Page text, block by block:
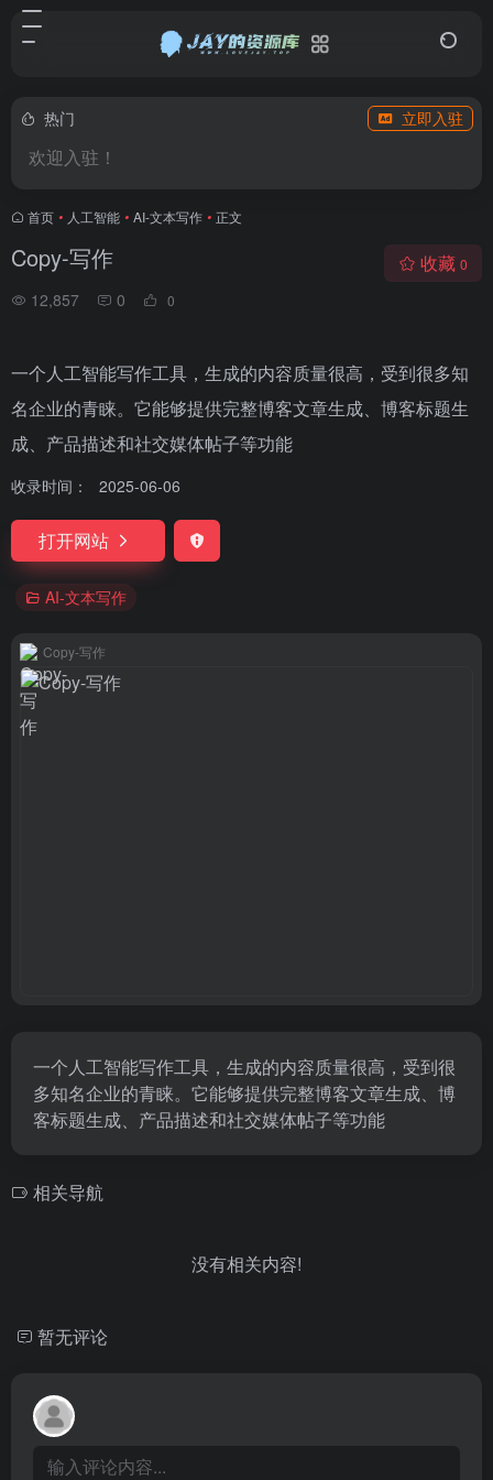
热门 立即入驻
欢迎入驻！
首页 • 人工智能 • AI-文本写作 • 正文
Copy-写作
12,857 0 0
收藏 0
一个人工智能写作工具，生成的内容质量很高，受到很多知
名企业的青睐。它能够提供完整博客文章生成、博客标题生
成、产品描述和社交媒体帖子等功能
收录时间： 2025-06-06
打开网站
AI-文本写作
Copy-写作
一个人工智能写作工具，生成的内容质量很高，受到很
多知名企业的青睐。它能够提供完整博客文章生成、博
客标题生成、产品描述和社交媒体帖子等功能
相关导航
没有相关内容!
暂无评论